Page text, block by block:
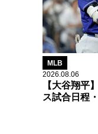
MLB
2026.08.06
【大谷翔平
ス試合日程